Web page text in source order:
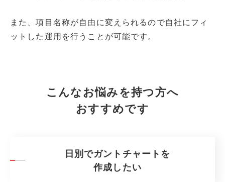
また、項目名称が自由に変えられるので自社にフィ
ットした運用を行うことが可能です。
こんなお悩みを持つ方へ
おすすめです
日別でガントチャートを
作成したい